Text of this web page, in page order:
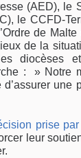
(AED), le
le CCFD-
de Malte
de la
diocèses
: » Notre
une
prise
leur